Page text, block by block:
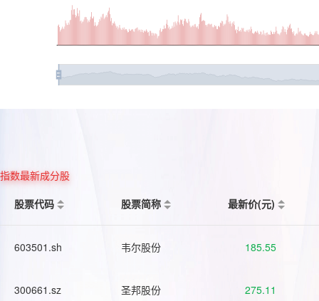
指数最新成分股
股票代码
股票简称 最新价(元)
603501.sh 韦尔股份 185.55
300661.sz 圣邦股份 275.11